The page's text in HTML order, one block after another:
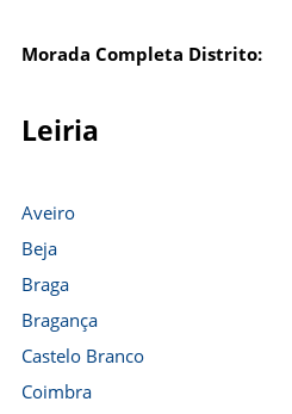
Morada Completa Distrito:
Leiria
Aveiro
Beja
Braga
Bragança
Castelo Branco
Coimbra